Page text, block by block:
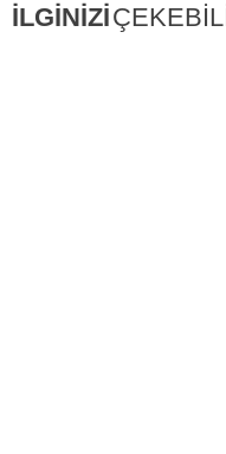
İLGİNİZİ